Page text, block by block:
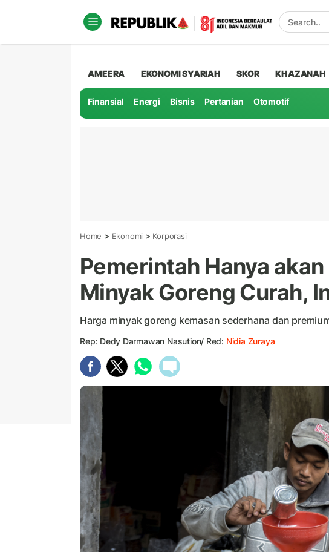
AMEERA EKONOMI SYARIAH SKOR KHAZANAH
Finansial Energi Bisnis Pertanian Otomotif
Home > Ekonomi > Korporasi
Pemerintah Hanya
Minyak Goreng Curah,
Harga minyak goreng kemasan sederhana dan
Rep: Dedy Darmawan Nasution/ Red: Nidia Zuraya